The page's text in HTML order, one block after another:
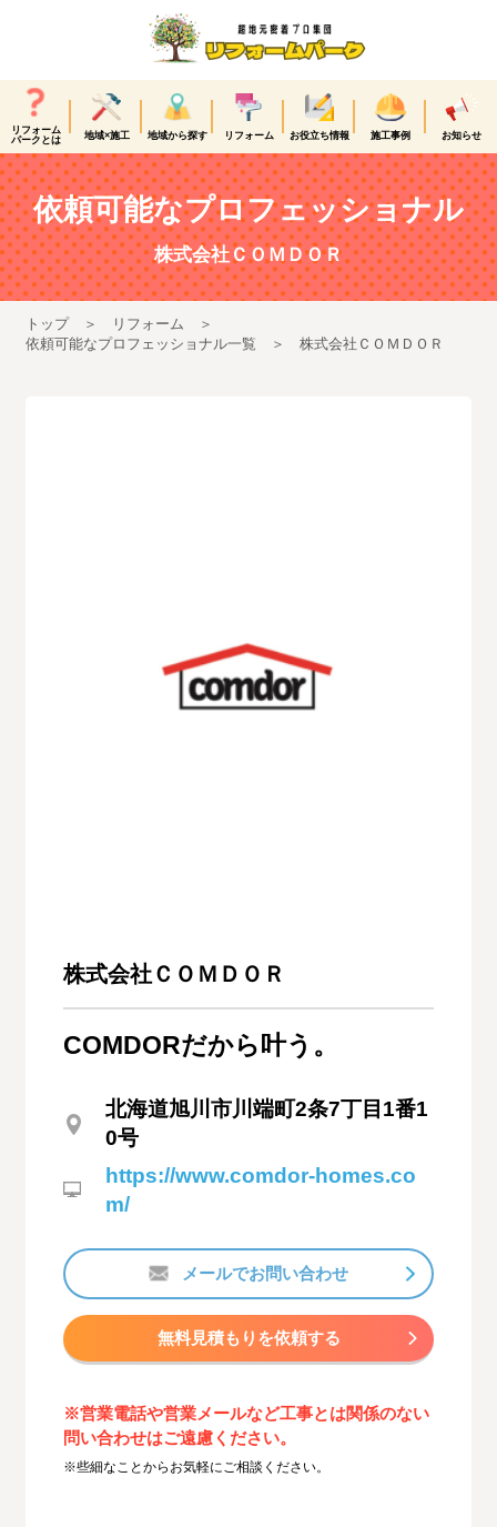
リフォーム
パークとは
地域×施工 地域から探す リフォーム お役立ち情報 施工事例 お知らせ
依頼可能なプロフェッショナル
株式会社ＣＯＭＤＯＲ
トップ
リフォーム
依頼可能なプロフェッショナル一覧
株式会社ＣＯＭＤＯＲ
株式会社ＣＯＭＤＯＲ
COMDORだから叶う。
北海道旭川市川端町2条7丁目1番1
0号
https://www.comdor-homes.co
m/
メールでお問い合わせ
無料見積もりを依頼する
※営業電話や営業メールなど工事とは関係のない
問い合わせはご遠慮ください。
※些細なことからお気軽にご相談ください。